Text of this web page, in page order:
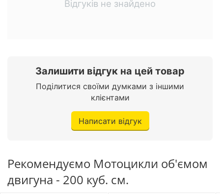
Повна висота 1120 мм.
Довжина 1980 мм.
710 мм.
Країна виробник Китай
Модель
Відгуків не знайдено
Залишити відгук на цей товар
Поділитися своїми думками з іншими
клієнтами
Написати відгук
Рекомендуємо Мотоцикли об'ємом
двигуна - 200 куб. см.